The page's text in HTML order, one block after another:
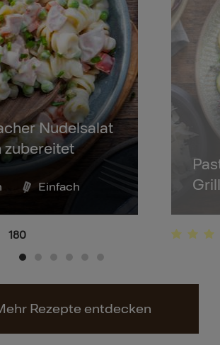
Nudelsalat
zubereitet
Einfach
180
Rezepte entdecken